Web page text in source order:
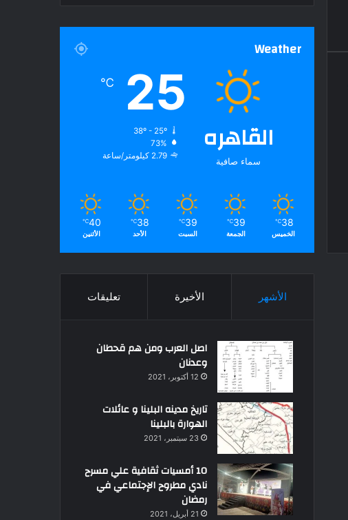
Weather
القاهره
سماء صافية
25
℃
38º - 25º
73%
2.79 كيلومتر/ساعة
38
℃
الخميس
39
℃
الجمعة
39
℃
السبت
38
℃
الأحد
40
℃
الأثنين
الأشهر الأخيرة تعليقات
اصل العرب ومن هم قحطان
وعدنان
12 أكتوبر، 2021
تاريخ مدينه البلينا و عائلات
الهوارة بالبلينا
23 سبتمبر، 2021
10 أمسيات ثقافية علي مسرح
نادي مطروح الإجتماعي في
رمضان
21 أبريل، 2021